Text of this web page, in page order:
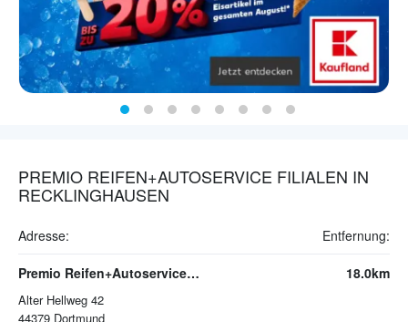
PREMIO REIFEN+AUTOSERVICE FILIALEN IN
RECKLINGHAUSEN
Adresse: Entfernung:
Premio Reifen+Autoservice Dortmund
Alter Hellweg 42
44379 Dortmund
18.0km